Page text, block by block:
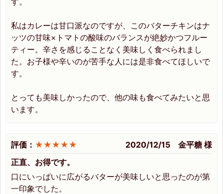
私はカレーは甘口派なのですが、このバターチキンはナ
ッツの甘味×トマトの酸味のバランスが絶妙かつフルー
ティー。辛さを感じることなく美味しく食べられまし
た。お子様や辛いのが苦手な人には是非食べてほしいで
す。
とっても美味しかったので、他の味も食べてみたいと思
います。
評価： ★★★★★
2020/12/15 金平糖 様
正直、お得です。
口にいっぱいに広がるバターが美味しいと思ったのが第
一印象でした。